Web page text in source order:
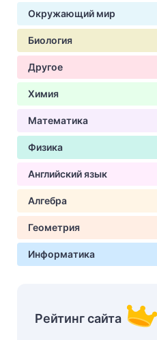
Окружающий мир
Биология
Другое
Химия
Математика
Физика
Английский язык
Алгебра
Геометрия
Информатика
Рейтинг сайта